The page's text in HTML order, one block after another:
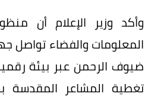
وأكد وزير الإعلام أن
المعلومات والفضاء تواصل
ضيوف الرحمن عبر بيئة
تغطية المشاعر المقدسة